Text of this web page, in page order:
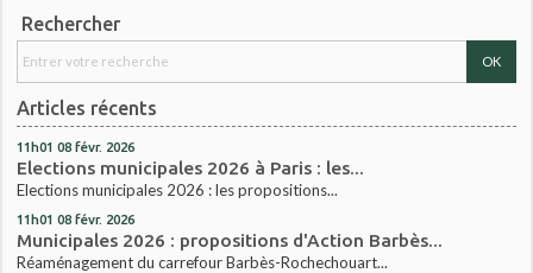
Rechercher
Articles récents
11h01 08 févr. 2026
Elections municipales 2026 à Paris : les...
Elections municipales 2026 : les propositions...
11h01 08 févr. 2026
Municipales 2026 : propositions d'Action Barbès...
Réaménagement du carrefour Barbès-Rochechouart...